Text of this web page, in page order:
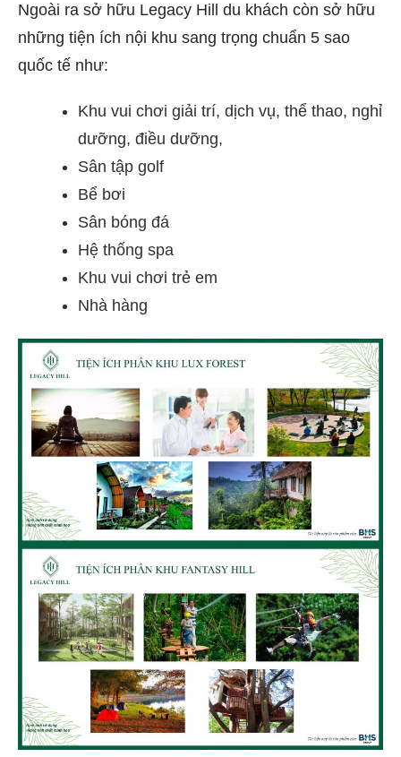
Ngoài ra sở hữu Legacy Hill du khách còn sở hữu
những tiện ích nội khu sang trọng chuẩn 5 sao
quốc tế như:
Khu vui chơi giải trí, dịch vụ, thể thao, nghỉ
dưỡng, điều dưỡng,
Sân tập golf
Bể bơi
Sân bóng đá
Hệ thống spa
Khu vui chơi trẻ em
Nhà hàng